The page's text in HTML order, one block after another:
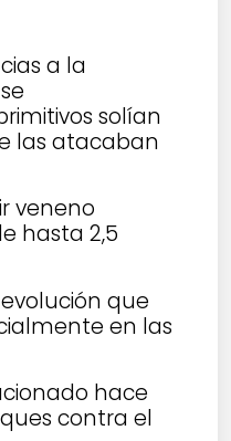
a la
solían
las atacaban
veneno
hasta 2,5
que
en las
hace
contra el